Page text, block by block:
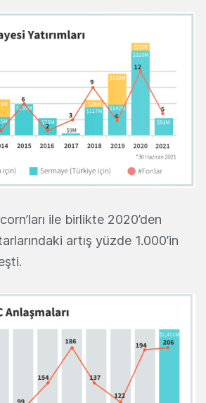
ile birlikte 2020’den
artış yüzde 1.000’in